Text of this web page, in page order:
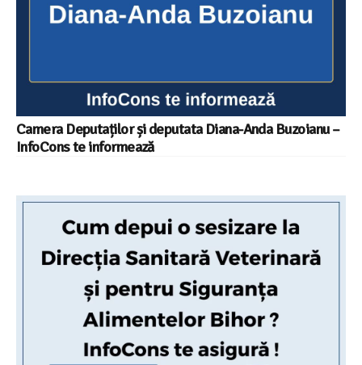
Camera Deputaților și deputata Diana-Anda Buzoianu –
InfoCons te informează